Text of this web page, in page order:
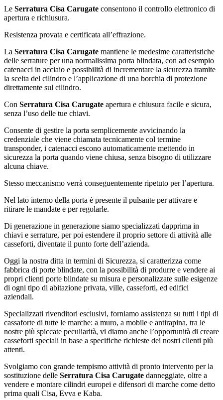
Le Serratura Cisa Carugate consentono il controllo elettronico di
apertura e richiusura.
Resistenza provata e certificata all’effrazione.
La Serratura Cisa Carugate mantiene le medesime caratteristiche
delle serrature per una normalissima porta blindata, con ad esempio
catenacci in acciaio e possibilità di incrementare la sicurezza tramite
la scelta del cilindro e l’applicazione di una borchia di protezione
direttamente sul cilindro.
Con Serratura Cisa Carugate apertura e chiusura facile e sicura,
senza l’uso delle tue chiavi.
Consente di gestire la porta semplicemente avvicinando la
credenziale che viene chiamata tecnicamente col termine
transponder, i catenacci escono automaticamente mettendo in
sicurezza la porta quando viene chiusa, senza bisogno di utilizzare
alcuna chiave.
Stesso meccanismo verrà conseguentemente ripetuto per l’apertura.
Nel lato interno della porta è presente il pulsante per attivare e
ritirare le mandate e per regolarle.
Di generazione in generazione siamo specializzati dapprima in
chiavi e serrature, per poi estendere il proprio settore di attività alle
casseforti, diventate il punto forte dell’azienda.
Oggi la nostra ditta in termini di Sicurezza, si caratterizza come
fabbrica di porte blindate, con la possibilità di produrre e vendere ai
propri clienti porte blindate su misura e personalizzate sulle esigenze
di ogni tipo di abitazione privata, ville, casseforti, ed edifici
aziendali.
Specializzati rivenditori esclusivi, forniamo assistenza su tutti i tipi di
cassaforte di tutte le marche: a muro, a mobile e antirapina, tra le
nostre più spiccate peculiarità, vi diamo anche l’opportunità di creare
casseforti speciali in base a specifiche richieste dei nostri clienti più
attenti.
Svolgiamo con grande tempismo attività di pronto intervento per la
sostituzione delle Serratura Cisa Carugate danneggiate, oltre a
vendere e montare cilindri europei e difensori di marche come detto
prima quali Cisa, Evva e Kaba.